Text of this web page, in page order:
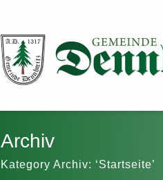
Archiv
Kategory Archiv: ‘Startseite’